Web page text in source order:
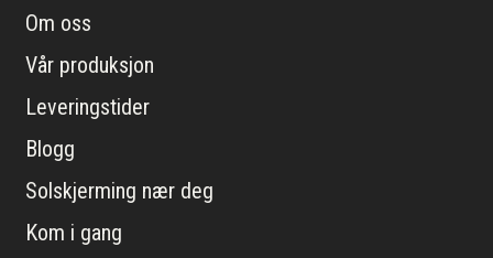
Om oss
Vår produksjon
Leveringstider
Blogg
Solskjerming nær deg
Kom i gang